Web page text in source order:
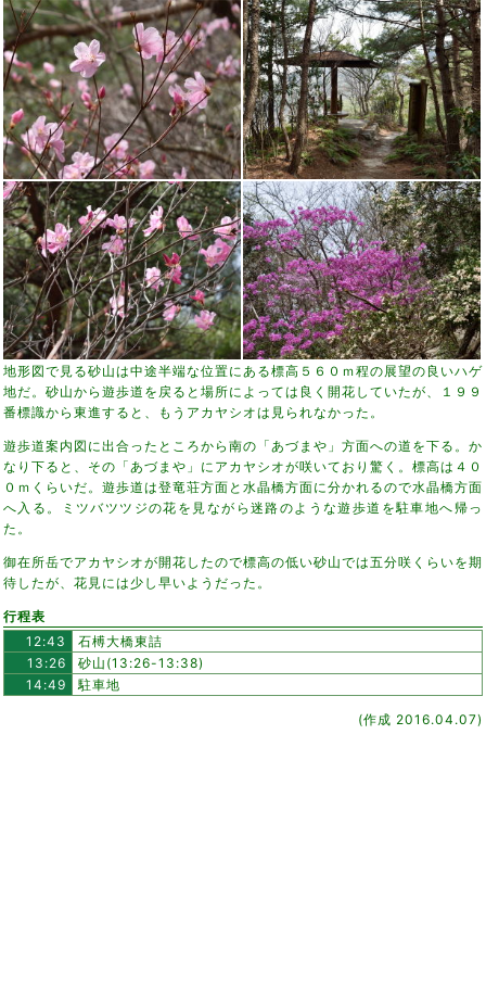
地形図で見る砂山は中途半端な位置にある標高５６０ｍ程の展望の良いハゲ
地だ。砂山から遊歩道を戻ると場所によっては良く開花していたが、１９９
番標識から東進すると、もうアカヤシオは見られなかった。
遊歩道案内図に出合ったところから南の「あづまや」方面への道を下る。か
なり下ると、その「あづまや」にアカヤシオが咲いており驚く。標高は４０
０ｍくらいだ。遊歩道は登竜荘方面と水晶橋方面に分かれるので水晶橋方面
へ入る。ミツバツツジの花を見ながら迷路のような遊歩道を駐車地へ帰っ
た。
御在所岳でアカヤシオが開花したので標高の低い砂山では五分咲くらいを期
待したが、花見には少し早いようだった。
行程表
12:43
石榑大橋東詰
13:26
砂山(13:26-13:38)
14:49
駐車地
(作成 2016.04.07)